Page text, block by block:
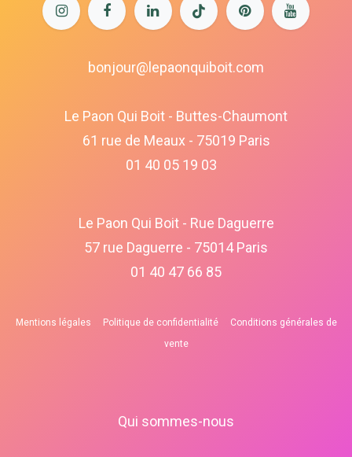
bonjour@lepaonquiboit.com
Le Paon Qui Boit - Buttes-Chaumont
61 rue de Meaux - 75019 Paris
01 40 05 19 03
Le Paon Qui Boit - Rue Daguerre
57 rue Daguerre - 75014 Paris
01 40 47 66 85
Mentions légales Politique de confidentialité
Conditions générales de
vente
Qui sommes-nous